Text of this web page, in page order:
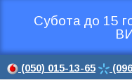
Субота до 15
(050) 015-13-65